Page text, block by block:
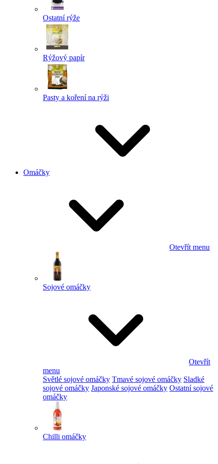
Ostatní rýže
Rýžový papír
Pasty a koření na rýži
Omáčky
Otevřít menu
Sojové omáčky
Otevřít
menu
Světlé sojové omáčky Tmavé sojové omáčky Sladké
sojové omáčky Japonské sojové omáčky Ostatní sojové
omáčky
Chilli omáčky